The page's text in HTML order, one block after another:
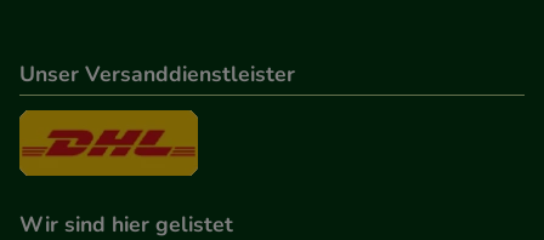
Unser Versanddienstleister
Wir sind hier gelistet